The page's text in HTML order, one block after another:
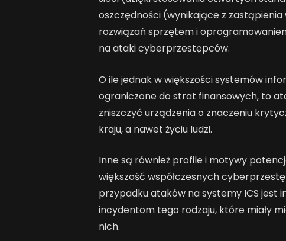
oszczędności (wynikające z
rozwiązań sprzętem i
na ataki cyberprzestępców.
O ile jednak w większości systemów
ograniczone do strat finansowych, to
zniszczyć urządzenia o znaczeniu
kraju, a nawet życiu ludzi.
Inne są również profile i motywy
większość współczesnych
przypadku ataków na systemy ICS jest
incydentom tego rodzaju, które miały
nich.